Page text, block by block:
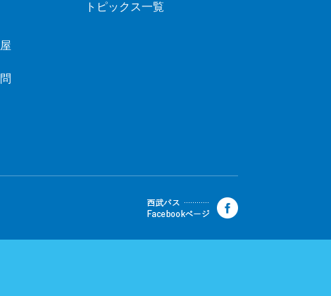
トピックス一覧